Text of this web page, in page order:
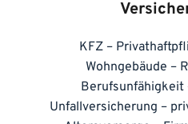
KFZ –
Wohngebäude –
Berufsunfähigkeit
Unfallversicherung –